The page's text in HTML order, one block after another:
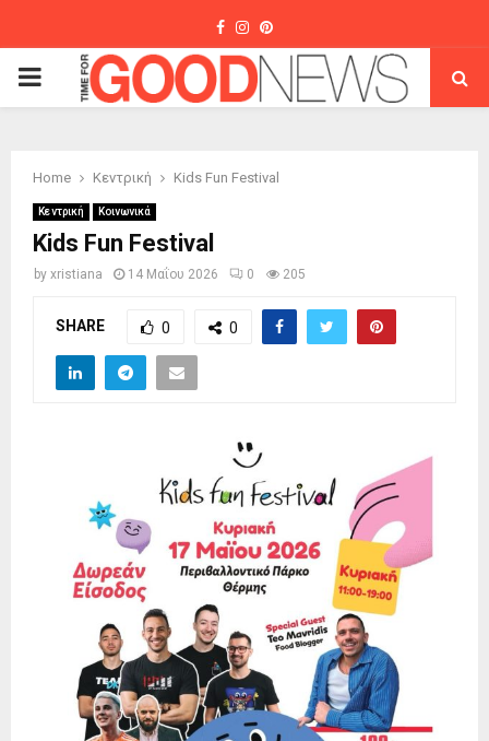
Facebook
Instagram
Pinterest
PRIMARY
Home Κεντρική Kids Fun Festival
Κεντρική Κοινωνικά
Kids Fun Festival
by xristiana 14 Μαΐου 2026 0 205
SHARE 0 0